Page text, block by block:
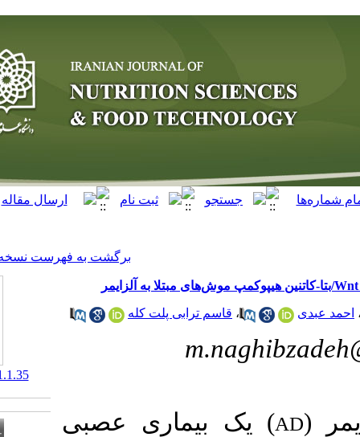
برگشت به فهرست نسخه ها
ترابی پلت کله
عصبی